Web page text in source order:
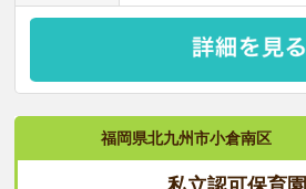
福岡県北九州市小倉南区